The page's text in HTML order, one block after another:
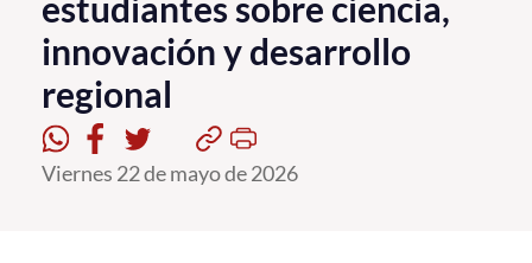
Vinculación con el Medio
Admisión
Pregrado
innovación y desarrollo
regional
Viernes 22 de mayo de 2026